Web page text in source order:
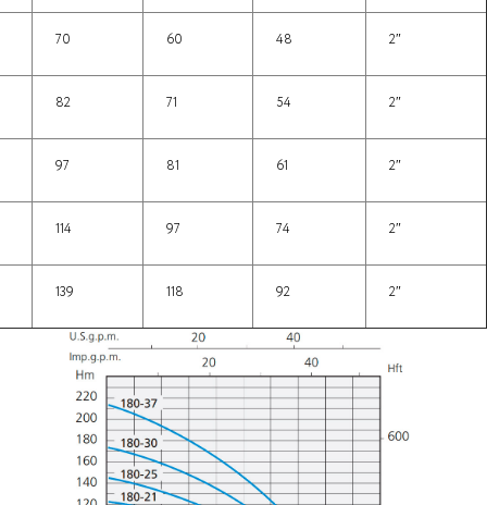
70 60 48 2″
82 71 54 2″
97 81 61 2″
114 97 74 2″
139 118 92 2″